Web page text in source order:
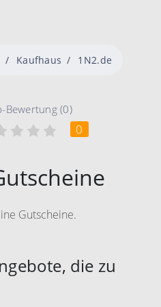
Kaufhaus 1N2.de
Bewertung (0)
0
Gutscheine.
die zu